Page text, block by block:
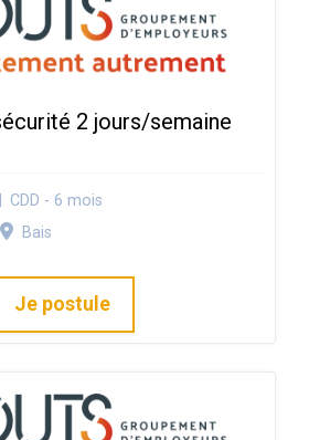
2 jours/semaine
CDD - 6 mois
Bais
Je postule